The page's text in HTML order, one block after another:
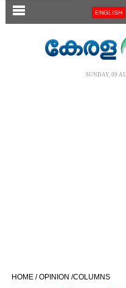
SECTIONS ENGLISH
SUNDAY, 09
HOME /OPINION /COLUMNS